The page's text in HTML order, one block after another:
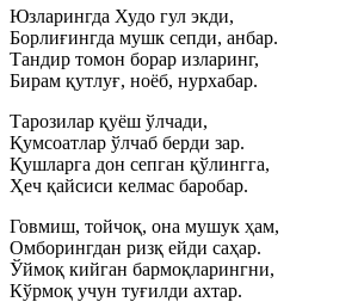
Юзларингда Худо гул экди,
Борлиғингда мушк сепди, анбар.
Тандир томон борар изларинг,
Бирам қутлуғ, ноёб, нурхабар.
Тарозилар қуёш ўлчади,
Қумсоатлар ўлчаб берди зар.
Қушларга дон сепган қўлингга,
Ҳеч қайсиси келмас баробар.
Говмиш, тойчоқ, она мушук ҳам,
Омборингдан ризқ ейди саҳар.
Ўймоқ кийган бармоқларингни,
Кўрмоқ учун туғилди ахтар.